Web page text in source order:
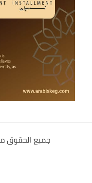
جميع الحقوق